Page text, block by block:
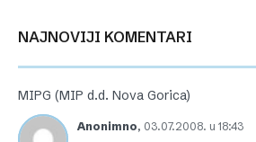
NAJNOVIJI KOMENTARI
MIPG (MIP d.d. Nova Gorica)
Anonimno, 03.07.2008. u 18:43